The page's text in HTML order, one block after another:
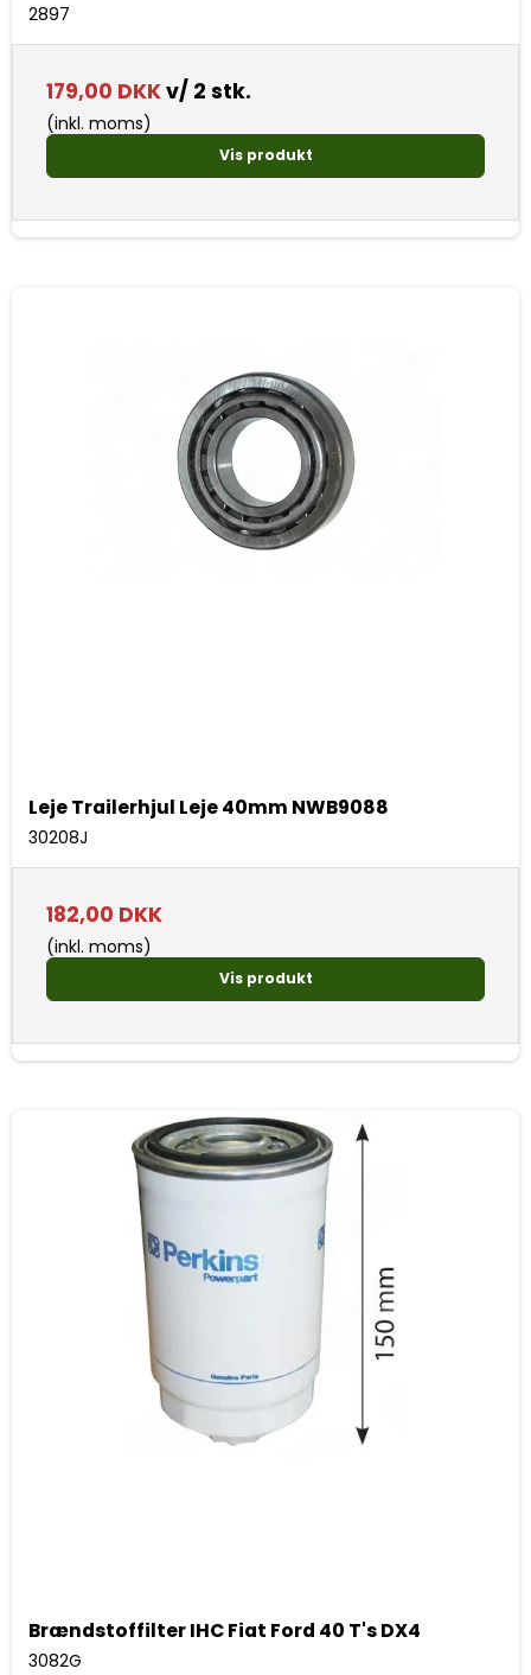
2897
179,00 DKKv/ 2 stk.
(inkl. moms)
Vis produkt
Leje Trailerhjul Leje 40mm NWB9088
30208J
182,00 DKK
(inkl. moms)
Vis produkt
Brændstoffilter IHC Fiat Ford 40 T's DX4
3082G